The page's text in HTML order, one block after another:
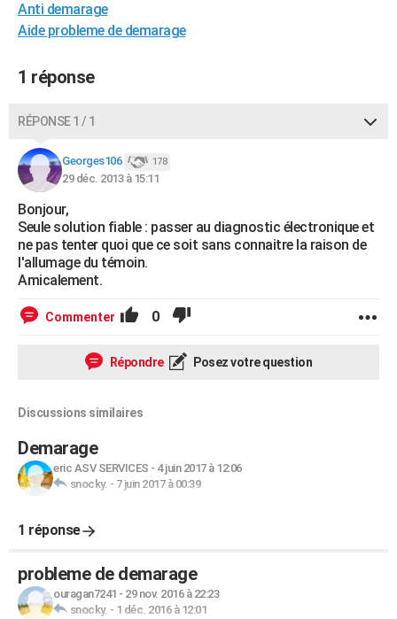
Destinations
City break
Voyage nature
Voyage de noces
Forum
Climat
+PHOTO
CARTE DE VOEUX
Carte de Noël
Carte Bonne année
Carte Saint-Valentin
Carte Pâques
Carte d'anniversaire
DICTIONNAIRE
Dictionnaire
Biographies
Citations
Expressions
Proverbes
PROGRAMME TV
COPAINS D'AVANT
S'inscrire
Se connecter
Lycées
Collèges
Primaires
Universités
Entreprises
Service militaire
Avis de recherche
AVIS DE DÉCÈS
FORUM
Anti demarage
Aide probleme de demarage
1 réponse
RÉPONSE 1 / 1
Georges106 178
29 déc. 2013 à 15:11
Bonjour,
Seule solution fiable : passer au diagnostic électronique et
ne pas tenter quoi que ce soit sans connaitre la raison de
l'allumage du témoin.
Amicalement.
Commenter 0
Répondre Posez votre question
Discussions similaires
Demarage
eric ASV SERVICES - 4 juin 2017 à 12:06
snocky. - 7 juin 2017 à 00:39
1 réponse
probleme de demarage
ouragan7241 - 29 nov. 2016 à 22:23
snocky. - 1 déc. 2016 à 12:01